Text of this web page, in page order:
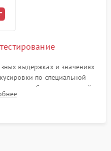
выдержках и значениях
по специальной
памяти, работы встроенной
кнопок управления.